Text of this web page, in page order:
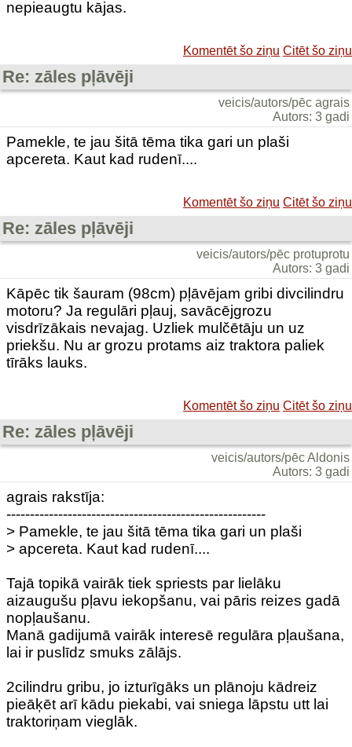
nepieaugtu kājas.
Komentēt šo ziņu Citēt šo ziņu
Re: zāles pļāvēji
veicis/autors/pēc agrais
Autors: 3 gadi
Pamekle, te jau šitā tēma tika gari un plaši
apcereta. Kaut kad rudenī....
Komentēt šo ziņu Citēt šo ziņu
Re: zāles pļāvēji
veicis/autors/pēc protuprotu
Autors: 3 gadi
Kāpēc tik šauram (98cm) pļāvējam gribi divcilindru
motoru? Ja regulāri pļauj, savācējgrozu
visdrīzākais nevajag. Uzliek mulčētāju un uz
priekšu. Nu ar grozu protams aiz traktora paliek
tīrāks lauks.
Komentēt šo ziņu Citēt šo ziņu
Re: zāles pļāvēji
veicis/autors/pēc Aldonis
Autors: 3 gadi
agrais rakstīja:
-------------------------------------------------------
> Pamekle, te jau šitā tēma tika gari un plaši
> apcereta. Kaut kad rudenī....
Tajā topikā vairāk tiek spriests par lielāku
aizaugušu pļavu iekopšanu, vai pāris reizes gadā
nopļaušanu.
Manā gadijumā vairāk interesē regulāra pļaušana,
lai ir puslīdz smuks zālājs.
2cilindru gribu, jo izturīgāks un plānoju kādreiz
pieāķēt arī kādu piekabi, vai sniega lāpstu utt lai
traktoriņam vieglāk.